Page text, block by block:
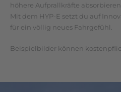
höhere Aufprallkräfte
Mit dem HYP-E setzt du auf
für ein völlig neues Fahrgefühl.
Beispielbilder können